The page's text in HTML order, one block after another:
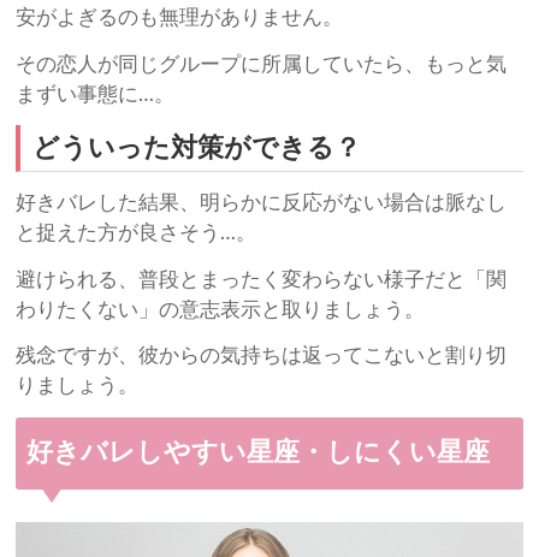
安がよぎるのも無理がありません。
その恋人が同じグループに所属していたら、もっと気
まずい事態に…。
どういった対策ができる？
好きバレした結果、明らかに反応がない場合は脈なし
と捉えた方が良さそう…。
避けられる、普段とまったく変わらない様子だと「関
わりたくない」の意志表示と取りましょう。
残念ですが、彼からの気持ちは返ってこないと割り切
りましょう。
好きバレしやすい星座・しにくい星座